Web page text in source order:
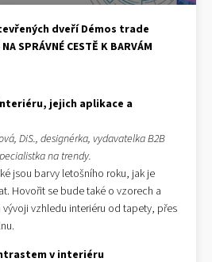
dveří Démos trade
SPRÁVNÉ CESTĚ K BARVÁM
jejich aplikace a
DiS., designérka, vydavatelka B2B
na trendy.
jsou barvy letošního roku, jak je
Hovořit se bude také o vzorech a
vzhledu interiéru od tapety, přes
v interiéru